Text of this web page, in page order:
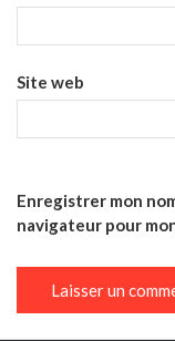
Site web
Enregistrer mon
navigateur pour